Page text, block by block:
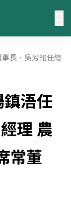
長、吳芳銘任總
浯任
理 農
常董